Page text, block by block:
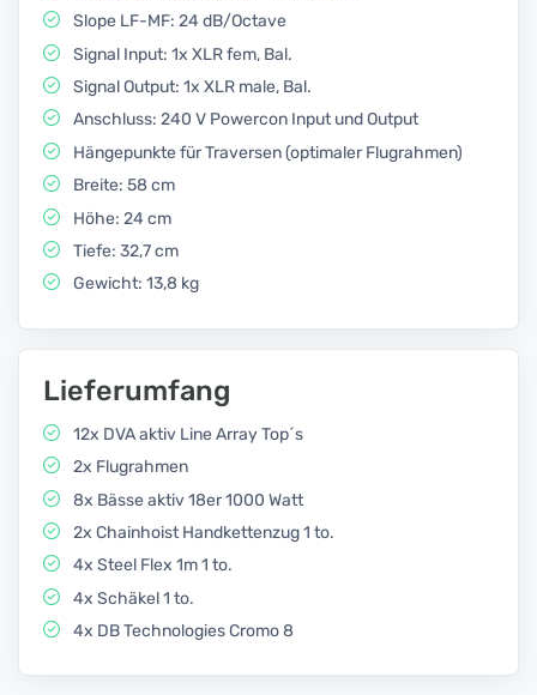
Slope LF-MF: 24 dB/Octave
Signal Input: 1x XLR fem, Bal.
Signal Output: 1x XLR male, Bal.
Anschluss: 240 V Powercon Input und Output
Hängepunkte für Traversen (optimaler Flugrahmen)
Breite: 58 cm
Höhe: 24 cm
Tiefe: 32,7 cm
Gewicht: 13,8 kg
Lieferumfang
12x DVA aktiv Line Array Top´s
2x Flugrahmen
8x Bässe aktiv 18er 1000 Watt
2x Chainhoist Handkettenzug 1 to.
4x Steel Flex 1m 1 to.
4x Schäkel 1 to.
4x DB Technologies Cromo 8